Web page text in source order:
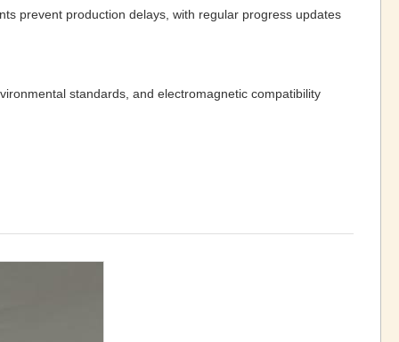
prevent production delays, with regular progress updates
standards, and electromagnetic compatibility